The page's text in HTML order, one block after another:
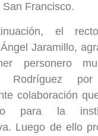
San Francisco.
el
Jaramillo,
personero
Rodríguez
colaboración
para la
Luego de ello